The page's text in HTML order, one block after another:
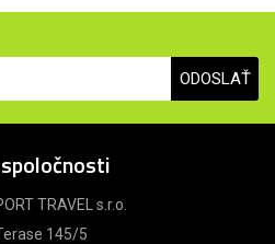
ODOSLAŤ
TRAVEL s.r.o.
145/5